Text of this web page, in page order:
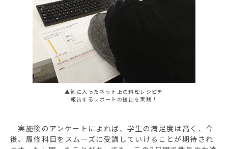
▲気に入ったネット上の料理レシピを
報告するレポートの提出を実践！
実施後のアンケートによれば、学生の満足度は高く、今
後、履修科目をスムーズに受講していけることが期待され